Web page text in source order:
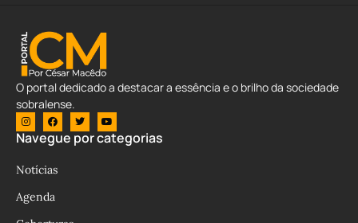
O portal dedicado a destacar a essência e o brilho da sociedade
sobralense.
Navegue por categorias
Notícias
Agenda